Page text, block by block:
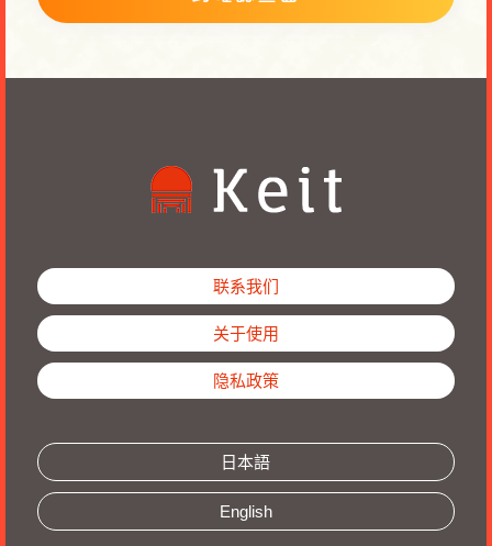
联系我们
关于使用
隐私政策
日本語
English